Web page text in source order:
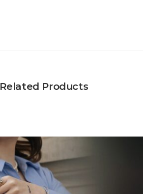
Related Products